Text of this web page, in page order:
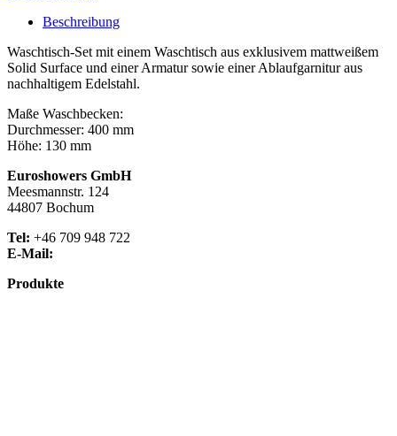
Beschreibung
Waschtisch-Set mit einem Waschtisch aus exklusivem mattweißem
Solid Surface und einer Armatur sowie einer Ablaufgarnitur aus
nachhaltigem Edelstahl.
Maße Waschbecken:
Durchmesser: 400 mm
Höhe: 130 mm
Euroshowers GmbH
Meesmannstr. 124
44807 Bochum
Tel: +46 709 948 722
E-Mail:
Produkte